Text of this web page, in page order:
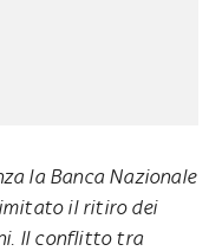
la Banca Nazionale
il ritiro dei
Il conflitto tra